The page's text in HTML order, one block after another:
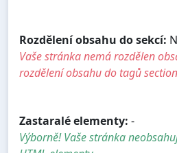
Rozdělení obsahu do sekcí:
Vaše stránka nemá rozdělen
rozdělení obsahu do tagů
Zastaralé elementy: -
Výborně! Vaše stránka